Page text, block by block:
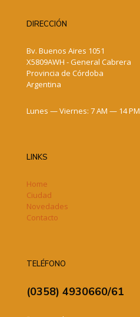
DIRECCIÓN
Bv. Buenos Aires 1051
X5809AWH - General Cabrera
Provincia de Córdoba
Argentina
Lunes — Viernes: 7 AM — 14 PM
LINKS
Home
Ciudad
Novedades
Contacto
TELÉFONO
(0358) 4930660/61